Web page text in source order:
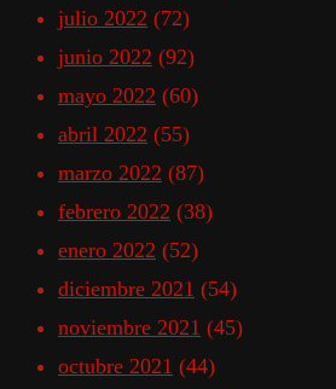
julio 2022 (72)
junio 2022 (92)
mayo 2022 (60)
abril 2022 (55)
marzo 2022 (87)
febrero 2022 (38)
enero 2022 (52)
diciembre 2021 (54)
noviembre 2021 (45)
octubre 2021 (44)